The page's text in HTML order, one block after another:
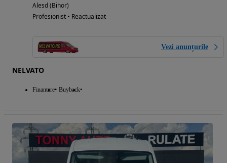
Alesd (Bihor)
Profesionist • Reactualizat
Vezi anunțurile
NELVATO
Finantare Buyback